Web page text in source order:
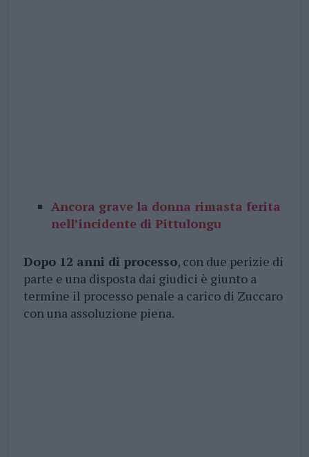
Ancora grave la donna rimasta ferita
nell’incidente di Pittulongu
Dopo 12 anni di processo, con due perizie di
parte e una disposta dai giudici è giunto a
termine il processo penale a carico di Zuccaro
con una assoluzione piena.